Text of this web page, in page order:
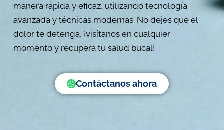
manera rápida y eficaz, utilizando tecnología
avanzada y técnicas modernas. No dejes que el
dolor te detenga, ¡visítanos en cualquier
momento y recupera tu salud bucal!
Contáctanos ahora